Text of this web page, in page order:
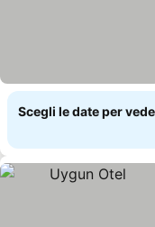
Scegli le date per